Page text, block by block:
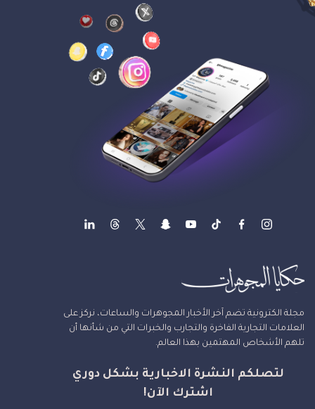
مجلة الكترونية تضم آخر الأخبار المجوهرات والساعات، نركز على
العلامات التجارية الفاخرة والتجارب والخبرات التي من شأنها أن
تلهم الأشخاص المهتمين بهذا العالم.
لتصلكم النشرة الاخبارية بشكل دوري
اشترك الآن!